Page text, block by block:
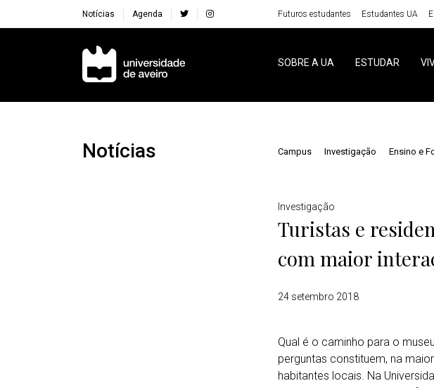
Notícias Agenda Futuros estudantes Estudantes UA
Navegação Principal
SOBRE A UA ESTUDAR
Notícias Campus Investigação Ensino e
Investigação
Turistas e
com maior
24 setembro 2018
Qual é o caminho para o
perguntas constituem, na
habitantes locais. Na